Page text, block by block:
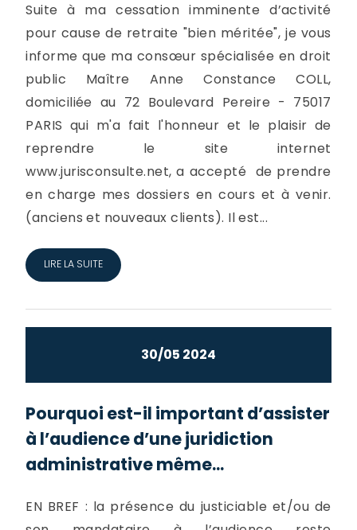
Suite à ma cessation imminente d’activité
pour cause de retraite "bien méritée", je vous
informe que ma consœur spécialisée en droit
public Maître Anne Constance COLL,
domiciliée au 72 Boulevard Pereire - 75017
PARIS qui m'a fait l'honneur et le plaisir de
reprendre le site internet
www.jurisconsulte.net, a accepté de prendre
en charge mes dossiers en cours et à venir.
(anciens et nouveaux clients). Il est...
LIRE LA SUITE
30/05 2024
Pourquoi est-il important d’assister
à l’audience d’une juridiction
administrative même...
EN BREF : la présence du justiciable et/ou de